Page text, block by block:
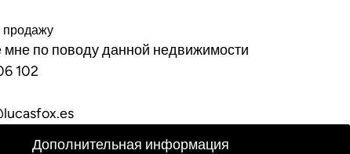
мне по поводу данной недвижимости
102
Дополнительная информация